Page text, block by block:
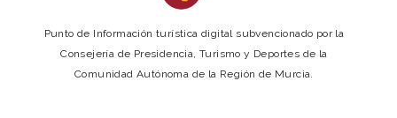
Punto de Información turística digital subvencionado por la
Consejería de Presidencia, Turismo y Deportes de la
Comunidad Autónoma de la Región de Murcia.